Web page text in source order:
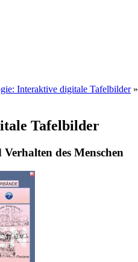
Interaktive digitale Tafelbilder»
Tafelbilder
des Menschen